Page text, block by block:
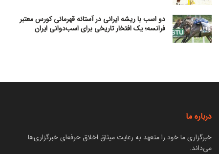
دو اسب با ریشه ایرانی در آستانه قهرمانی کورس معتبر
فرانسه؛ یک افتخار تاریخی برای اسب‌دوانی ایران
درباره ما
خبرگزاری ما خود را متعهد به رعایت میثاق اخلاق حرفه‌ای خبرگزاری‌ها
می‌داند.